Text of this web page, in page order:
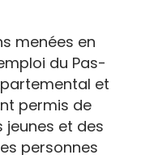
menées en
du Pas-
et
permis de
jeunes et des
personnes